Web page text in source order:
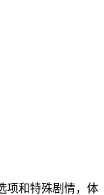
项和特殊剧情，体